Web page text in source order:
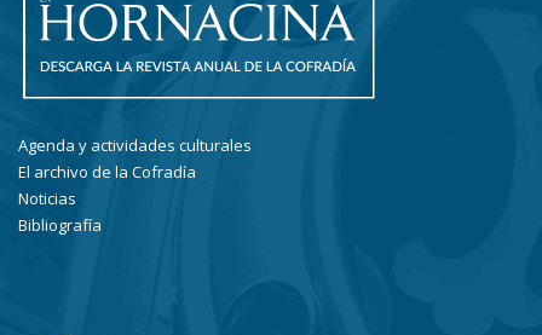
Agenda y actividades culturales
El archivo de la Cofradía
Noticias
Bibliografía